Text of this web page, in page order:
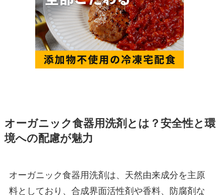
オーガニック食器用洗剤とは？安全性と環
境への配慮が魅力
オーガニック食器用洗剤は、天然由来成分を主原
料としており、合成界面活性剤や香料、防腐剤な